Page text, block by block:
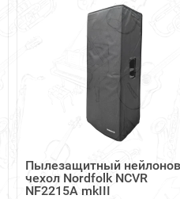
Пылезащитный
чехол Nordfolk NCVR
NF2215A mkIII